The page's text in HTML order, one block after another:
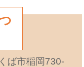
ば市稲岡730-